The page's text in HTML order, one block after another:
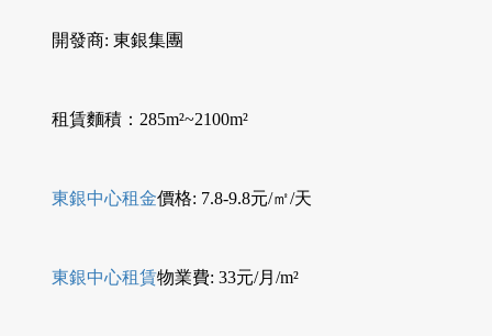
開發商: 東銀集團
租賃麵積：285m²~2100m²
東銀中心租金價格: 7.8-9.8元/㎡/天
東銀中心租賃物業費: 33元/月/m²